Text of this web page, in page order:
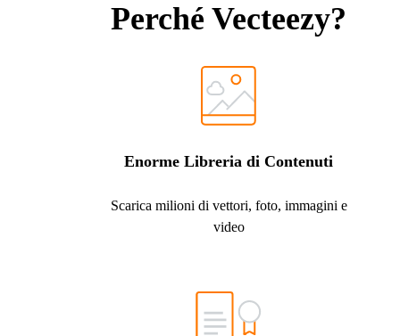
Perché Vecteezy?
Enorme Libreria di Contenuti
Scarica milioni di vettori, foto, immagini e
video